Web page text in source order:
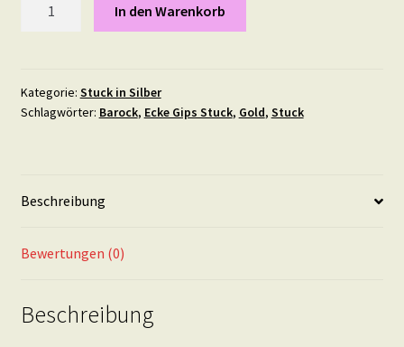
Maße:
5
pro
als
SILBER
In den Warenkorb
Kategorie: Stuck in Silber
Schlagwörter: Barock, Ecke Gips Stuck, Gold, Stuck
Beschreibung
Bewertungen (0)
Beschreibung